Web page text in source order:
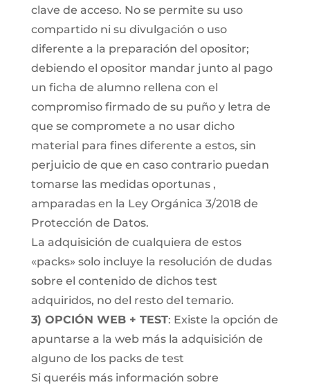
clave de acceso. No se permite su uso
compartido ni su divulgación o uso
diferente a la preparación del opositor;
debiendo el opositor mandar junto al pago
un ficha de alumno rellena con el
compromiso firmado de su puño y letra de
que se compromete a no usar dicho
material para fines diferente a estos, sin
perjuicio de que en caso contrario puedan
tomarse las medidas oportunas ,
amparadas en la Ley Orgánica 3/2018 de
Protección de Datos.
La adquisición de cualquiera de estos
«packs» solo incluye la resolución de dudas
sobre el contenido de dichos test
adquiridos, no del resto del temario.
3) OPCIÓN WEB + TEST: Existe la opción de
apuntarse a la web más la adquisición de
alguno de los packs de test
Si queréis más información sobre